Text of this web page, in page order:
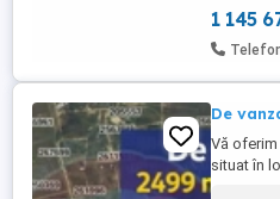
1 145
De
Vă
situat în